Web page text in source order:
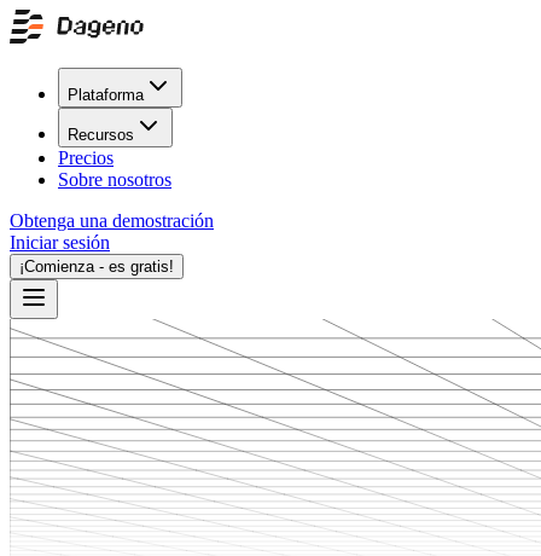
Plataforma
Recursos
Precios
Sobre nosotros
Obtenga una demostración
Iniciar sesión
¡Comienza - es gratis!